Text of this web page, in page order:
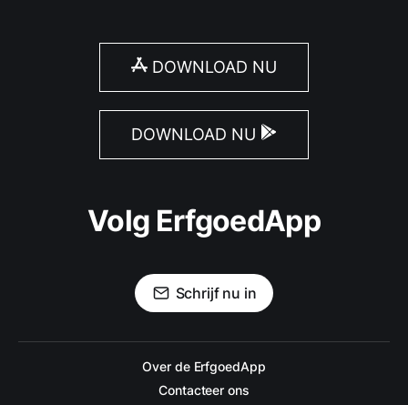
DOWNLOAD NU
DOWNLOAD NU
Volg ErfgoedApp
Schrijf nu in
Over de ErfgoedApp
Contacteer ons